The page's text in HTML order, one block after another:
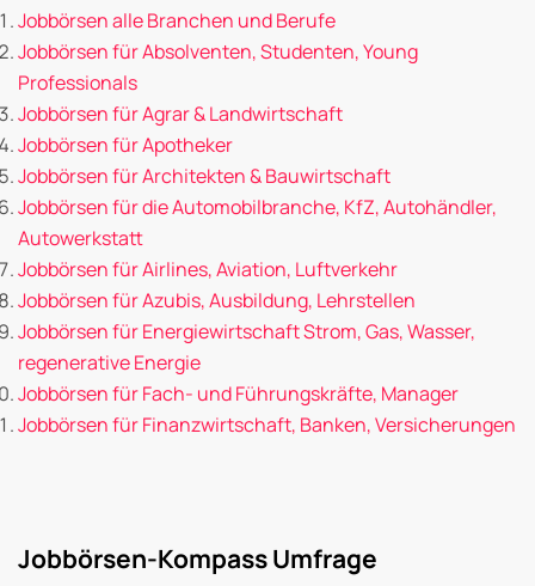
Jobbörsen alle Branchen und Berufe
Jobbörsen für Absolventen, Studenten, Young
Professionals
Jobbörsen für Agrar & Landwirtschaft
Jobbörsen für Apotheker
Jobbörsen für Architekten & Bauwirtschaft
Jobbörsen für die Automobilbranche, KfZ, Autohändler,
Autowerkstatt
Jobbörsen für Airlines, Aviation, Luftverkehr
Jobbörsen für Azubis, Ausbildung, Lehrstellen
Jobbörsen für Energiewirtschaft Strom, Gas, Wasser,
regenerative Energie
Jobbörsen für Fach- und Führungskräfte, Manager
Jobbörsen für Finanzwirtschaft, Banken, Versicherungen
Jobbörsen-Kompass Umfrage